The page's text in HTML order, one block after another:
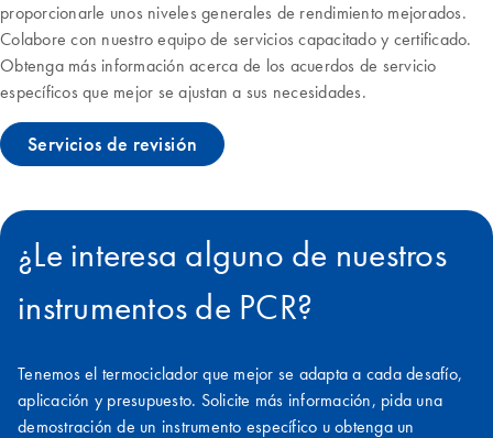
proporcionarle unos niveles generales de rendimiento mejorados.
Colabore con nuestro equipo de servicios capacitado y certificado.
Obtenga más información acerca de los acuerdos de servicio
específicos que mejor se ajustan a sus necesidades.
Servicios de revisión
¿Le interesa alguno de nuestros
instrumentos de PCR?
Tenemos el termociclador que mejor se adapta a cada desafío,
aplicación y presupuesto. Solicite más información, pida una
demostración de un instrumento específico u obtenga un